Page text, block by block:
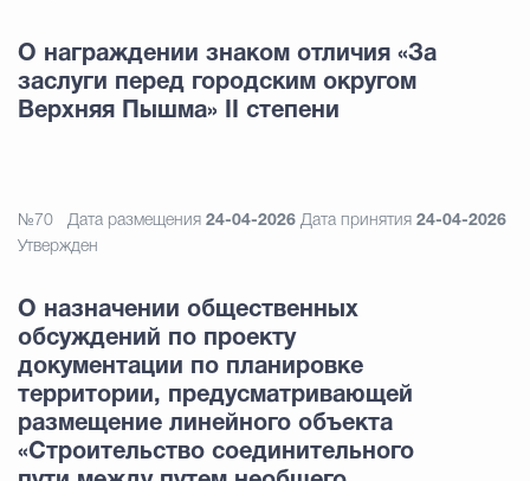
О награждении знаком отличия «За
заслуги перед городским округом
Верхняя Пышма» II степени
№70 Дата размещения 24-04-2026 Дата принятия 24-04-2026
Утвержден
О назначении общественных
обсуждений по проекту
документации по планировке
территории, предусматривающей
размещение линейного объекта
«Строительство соединительного